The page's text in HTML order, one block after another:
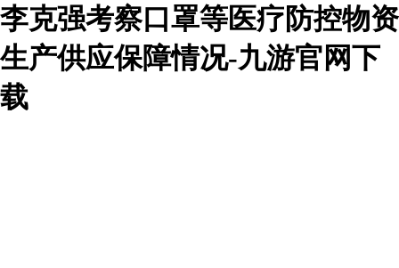
李克强考察口罩等医疗防控物资
生产供应保障情况-九游官网下
载